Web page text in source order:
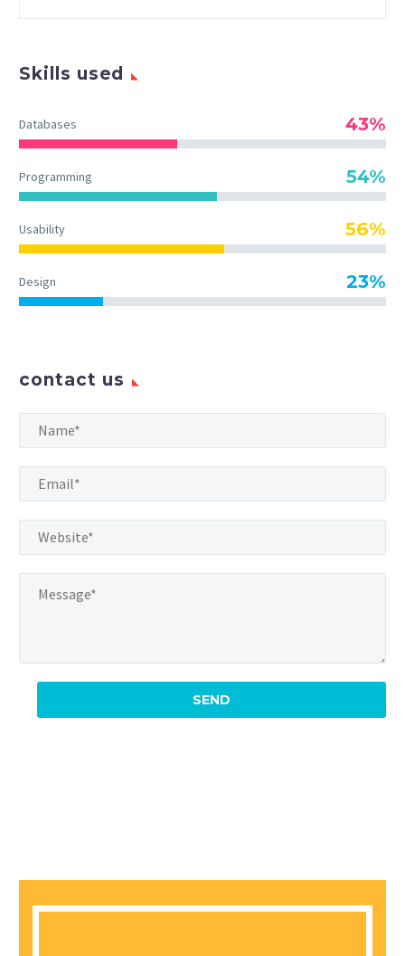
Skills used
Databases 43%
Programming 54%
Usability 56%
Design 23%
contact us